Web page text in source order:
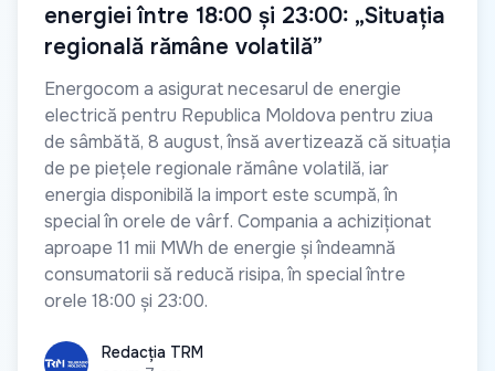
energiei între 18:00 și 23:00: „Situația
regională rămâne volatilă”
Energocom a asigurat necesarul de energie
electrică pentru Republica Moldova pentru ziua
de sâmbătă, 8 august, însă avertizează că situația
de pe piețele regionale rămâne volatilă, iar
energia disponibilă la import este scumpă, în
special în orele de vârf. Compania a achiziționat
aproape 11 mii MWh de energie și îndeamnă
consumatorii să reducă risipa, în special între
orele 18:00 și 23:00.
Redacția TRM
Redacția TRM